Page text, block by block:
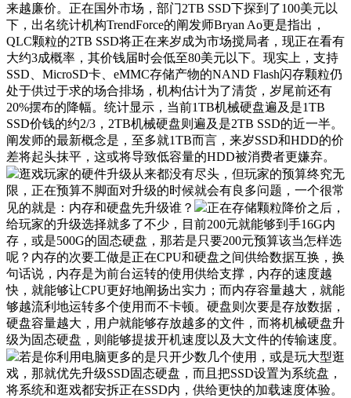
来越廉价。正在国外市场，部门2TB SSD下探到了100美元以
下，出名统计机构TrendForce的阐发师Bryan Ao更是指出，
QLC颗粒的2TB SSD将正在来岁成为市场搅局者，现正在看有
大约3成概率，其价钱届时会低至80美元以下。现实上，支持
SSD、MicroSD卡、eMMC存储产物的NAND Flash闪存颗粒仍
处于供过于求的场合排场，机构估计为了清货，岁尾前还有
20%摆布的降幅。统计显示，当前1TB机械硬盘遍及是1TB
SSD价钱的约2/3，2TB机械硬盘则遍及是2TB SSD的近一半。
阐发师的最新概念是，至多就1TB而言，来岁SSD和HDD的价
差将起头抹平，这或将导致低容量的HDD被消费者更嫌弃。
逛戏玩家的硬件升级从来都没有尽头，但玩家的预算终究无
限，正在预算不脚面对升级的时候就会有良多问题，一个很常
见的就是：内存和硬盘先升级谁？
正在存储颗粒降价之后，
给玩家的升级选择就多了不少，目前200元就能够到手16G内
存，或是500G的固态硬盘，那若是只要200元预算该当怎样选
呢？内存的次要工做是正在CPU和硬盘之间供给数据互换，换
句话说，内存是为前台运转的使用供给支撑，内存的速度越
快，就能够让CPU更好地阐扬出实力；而内存容量越大，就能
够越流利地运转多个使用而不卡顿。硬盘则次要是存放数据，
硬盘容量越大，用户就能够存放越多的文件，而将机械硬盘升
级为固态硬盘，则能够提拔开机速度以及大文件的传输速度。
若是你利用电脑更多的是只开少数几个使用，或是玩大型逛
戏，那就优先升级SSD固态硬盘，而且把SSD设置为系统盘，
将系统和逛戏都安拆正在SSD内，供给更快的加载速度体验。